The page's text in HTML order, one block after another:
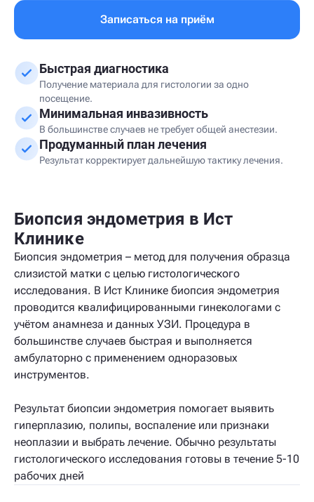
Записаться на приём
Быстрая диагностика
Получение материала для гистологии за одно
посещение.
Минимальная инвазивность
В большинстве случаев не требует общей анестезии.
Продуманный план лечения
Результат корректирует дальнейшую тактику лечения.
Биопсия эндометрия в Ист
Клинике
Биопсия эндометрия – метод для получения образца
слизистой матки с целью гистологического
исследования. В Ист Клинике биопсия эндометрия
проводится квалифицированными гинекологами с
учётом анамнеза и данных УЗИ. Процедура в
большинстве случаев быстрая и выполняется
амбулаторно с применением одноразовых
инструментов.
Результат биопсии эндометрия помогает выявить
гиперплазию, полипы, воспаление или признаки
неоплазии и выбрать лечение. Обычно результаты
гистологического исследования готовы в течение 5-10
рабочих дней